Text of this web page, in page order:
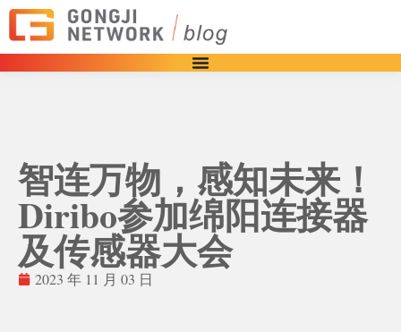
智连万物，感知未来！
Diribo参加绵阳连接器
及传感器大会
2023 年 11 月 03 日